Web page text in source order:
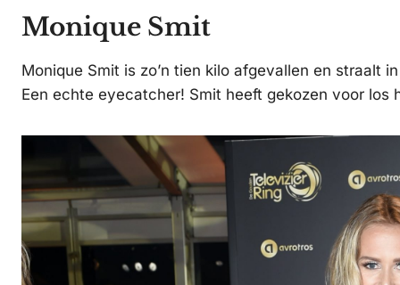
Monique Smit
Monique Smit is zo’n tien kilo afgevallen en straalt
Een echte eyecatcher! Smit heeft gekozen voor